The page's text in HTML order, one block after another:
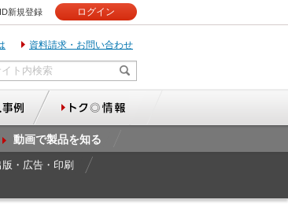
新規登録 ログイン
資料請求・お問い合わせ
動画で製品を知る
版・広告・印刷